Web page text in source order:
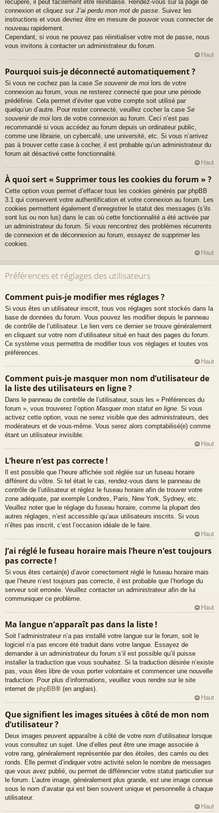
récupéré, il peut facilement être réinitialisé. Rendez-vous sur la page de
connexion et cliquez sur J’ai perdu mon mot de passe . Suivez les
instructions et vous devriez être en mesure de pouvoir vous connecter de
nouveau rapidement.
Cependant, si vous ne pouvez pas réinitialiser votre mot de passe, nous
vous invitons à contacter un administrateur du forum.
Haut
Pourquoi suis-je déconnecté automatiquement ?
Si vous ne cochez pas la case Se souvenir de moi lors de votre
connexion au forum, vous ne resterez connecté que pour une période
prédéfinie. Cela permet d’éviter que votre compte soit utilisé par
quelqu’un d’autre. Pour rester connecté, veuillez cocher la case Se
souvenir de moi lors de votre connexion au forum. Ceci n’est pas
recommandé si vous accédez au forum depuis un ordinateur public,
comme une librairie, un cybercafé, une université, etc. Si vous n’arrivez
pas à trouver cette case à cocher, il est probable qu’un administrateur du
forum ait désactivé cette fonctionnalité.
Haut
À quoi sert « Supprimer tous les cookies du forum » ?
Cette option vous permet d’effacer tous les cookies générés par phpBB
3.1 qui conservent votre authentification et votre connexion au forum. Les
cookies permettent également d’enregistrer le statut des messages (s’ils
sont lus ou non lus) dans le cas où cette fonctionnalité a été activée par
un administrateur du forum. Si vous rencontrez des problèmes récurrents
de connexion et de déconnexion au forum, essayez de supprimer les
cookies.
Haut
Préférences et réglages des utilisateurs
Comment puis-je modifier mes réglages ?
Si vous êtes un utilisateur inscrit, tous vos réglages sont stockés dans la
base de données du forum. Vous pouvez les modifier depuis le panneau
de contrôle de l’utilisateur. Le lien vers ce dernier se trouve généralement
en cliquant sur votre nom d’utilisateur situé en haut des pages du forum.
Ce système vous permettra de modifier tous vos réglages et toutes vos
préférences.
Haut
Comment puis-je masquer mon nom d’utilisateur de
la liste des utilisateurs en ligne ?
Dans le panneau de contrôle de l’utilisateur, sous les « Préférences du
forum », vous trouverez l’option Masquer mon statut en ligne. Si vous
activez cette option, vous ne serez visible que des administrateurs, des
modérateurs et de vous-même. Vous serez alors comptabilisé(e) comme
étant un utilisateur invisible.
Haut
L’heure n’est pas correcte !
Il est possible que l’heure affichée soit réglée sur un fuseau horaire
différent du vôtre. Si tel était le cas, rendez-vous dans le panneau de
contrôle de l’utilisateur et réglez le fuseau horaire afin de trouver votre
zone adéquate, par exemple Londres, Paris, New York, Sydney, etc.
Veuillez noter que le réglage du fuseau horaire, comme la plupart des
autres réglages, n’est accessible qu’aux utilisateurs inscrits. Si vous
n’êtes pas inscrit, c’est l’occasion idéale de le faire.
Haut
J’ai réglé le fuseau horaire mais l’heure n’est toujours
pas correcte !
Si vous êtes certain(e) d’avoir correctement réglé le fuseau horaire mais
que l’heure n’est toujours pas correcte, il est probable que l’horloge du
serveur soit erronée. Veuillez contacter un administrateur afin de lui
communiquer ce problème.
Haut
Ma langue n’apparaît pas dans la liste !
Soit l’administrateur n’a pas installé votre langue sur le forum, soit le
logiciel n’a pas encore été traduit dans votre langue. Essayez de
demander à un administrateur du forum s’il est possible qu’il puisse
installer la traduction que vous souhaitez. Si la traduction désirée n’existe
pas, vous êtes libre de vous porter volontaire et commencer une nouvelle
traduction. Pour plus d’informations, veuillez vous rendre sur le site
internet de phpBB® (en anglais).
Haut
Que signifient les images situées à côté de mon nom
d’utilisateur ?
Deux images peuvent apparaître à côté de votre nom d’utilisateur lorsque
vous consultez un sujet. Une d’elles peut être une image associée à
votre rang, généralement représentée par des étoiles, des carrés ou des
ronds. Elle permet d’indiquer votre activité selon le nombre de messages
que vous avez publié, ou permet de différencier votre statut particulier sur
le forum. L’autre image, généralement plus grande, est une image connue
sous le nom d’avatar qui est bien souvent unique et personnelle à chaque
utilisateur.
Haut